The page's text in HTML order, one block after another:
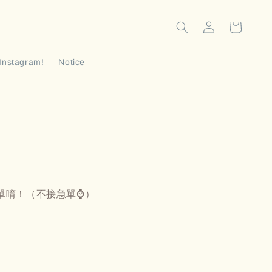
Instagram! Notice
！（不接急單⌚️）